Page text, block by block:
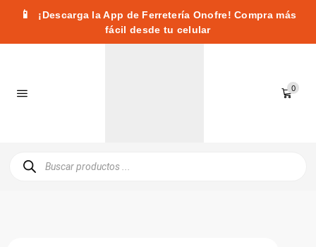
📱
¡Descarga la App de Ferretería Onofre! Compra más
fácil desde tu celular
0